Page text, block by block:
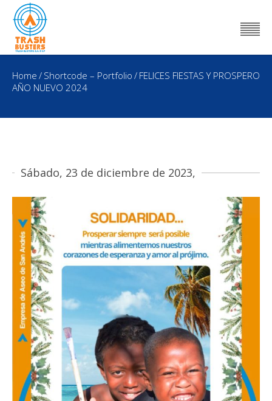
Home / Shortcode – Portfolio / FELICES FIESTAS Y PROSPERO
AÑO NUEVO 2024
Sábado, 23 de diciembre de 2023,